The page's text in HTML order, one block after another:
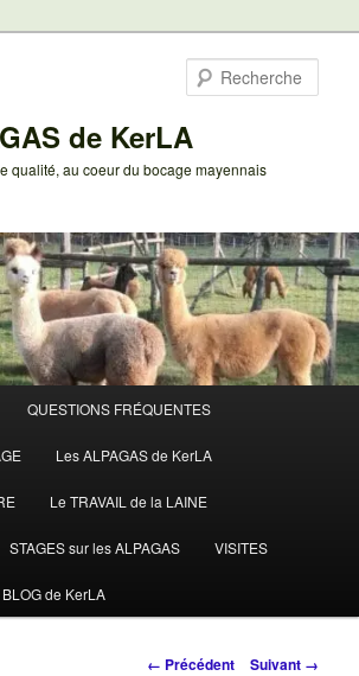
de KerLA
qualité, au coeur du bocage mayennais
QUESTIONS FRÉQUENTES
Les ALPAGAS de KerLA
Le TRAVAIL de la LAINE
STAGES sur les ALPAGAS VISITES
de KerLA
Navigation
← Précédent Suivant →